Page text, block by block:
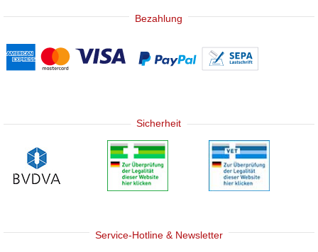
Bezahlung
Sicherheit
Service-Hotline & Newsletter